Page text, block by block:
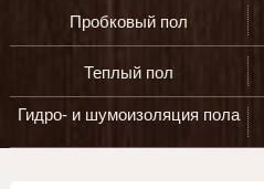
Пробковый пол
Теплый пол
Гидро- и шумоизоляция пола